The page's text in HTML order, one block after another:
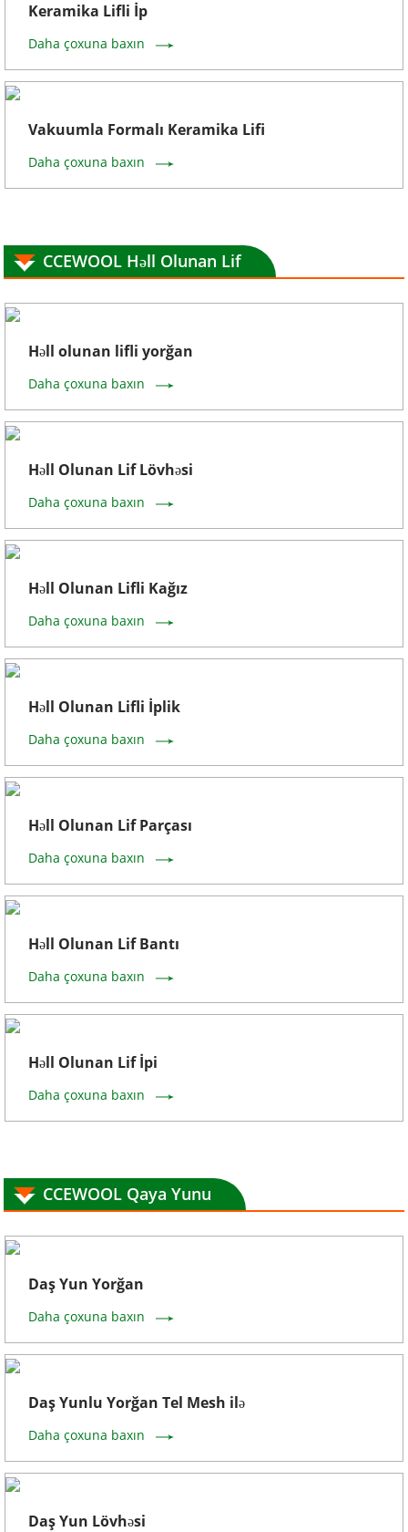
Keramika Lifli İp
Daha çoxuna baxın
Vakuumla Formalı Keramika Lifi
Daha çoxuna baxın
CCEWOOL Həll Olunan Lif
Həll olunan lifli yorğan
Daha çoxuna baxın
Həll Olunan Lif Lövhəsi
Daha çoxuna baxın
Həll Olunan Lifli Kağız
Daha çoxuna baxın
Həll Olunan Lifli İplik
Daha çoxuna baxın
Həll Olunan Lif Parçası
Daha çoxuna baxın
Həll Olunan Lif Bantı
Daha çoxuna baxın
Həll Olunan Lif İpi
Daha çoxuna baxın
CCEWOOL Qaya Yunu
Daş Yun Yorğan
Daha çoxuna baxın
Daş Yunlu Yorğan Tel Mesh ilə
Daha çoxuna baxın
Daş Yun Lövhəsi